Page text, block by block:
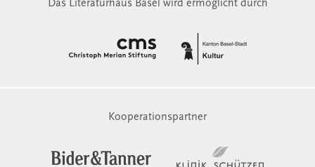
Das Literaturhaus Basel wird ermöglicht durch
Kooperationspartner